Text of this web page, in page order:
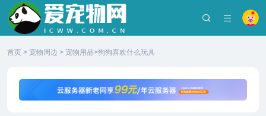
首页 > 宠物周边 > 宠物用品>狗狗喜欢什么玩具